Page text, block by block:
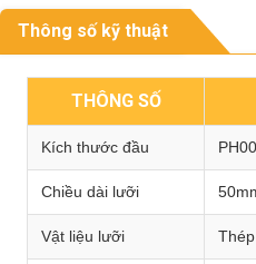
Thông số kỹ thuật
THÔNG SỐ
Kích thước đầu
Chiều dài lưỡi
Vật liệu lưỡi